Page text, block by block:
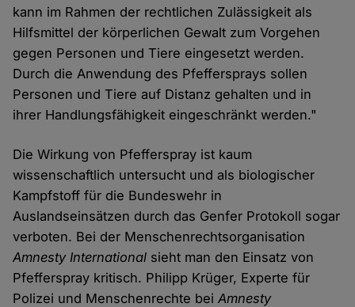
kann im Rahmen der rechtlichen Zulässigkeit als
Hilfsmittel der körperlichen Gewalt zum Vorgehen
gegen Personen und Tiere eingesetzt werden.
Durch die Anwendung des Pfeffersprays sollen
Personen und Tiere auf Distanz gehalten und in
ihrer Handlungsfähigkeit eingeschränkt werden."
Die Wirkung von Pfefferspray ist kaum
wissenschaftlich untersucht und als biologischer
Kampfstoff für die Bundeswehr in
Auslandseinsätzen durch das Genfer Protokoll sogar
verboten. Bei der Menschenrechtsorganisation
Amnesty International sieht man den Einsatz von
Pfefferspray kritisch. Philipp Krüger, Experte für
Polizei und Menschenrechte beiAmnesty